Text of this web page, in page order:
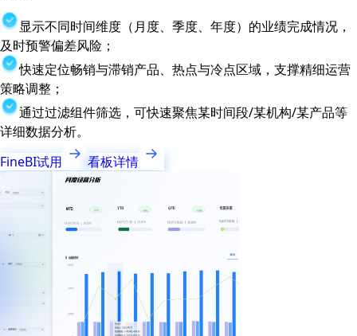
显示不同时间维度（月度、季度、年度）的业绩完成情况，
及时预警偏差风险；
快速定位畅销与滞销产品、热点与冷点区域，支撑精细运营
策略调整；
通过过滤组件筛选，可快速聚焦某时间段/某机构/某产品等
详细数据分析。
FineBI试用
看板详情